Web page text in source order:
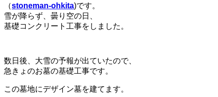
（stoneman-ohkita)です。
雪が降らず、曇り空の日、
基礎コンクリート工事をしました。
数日後、大雪の予報が出ていたので、
急きょのお墓の基礎工事です。
この墓地にデザイン墓を建てます。